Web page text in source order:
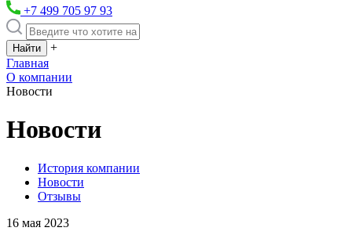
+7 499 705 97 93
+
Главная
О компании
Новости
Новости
История компании
Новости
Отзывы
16 мая 2023